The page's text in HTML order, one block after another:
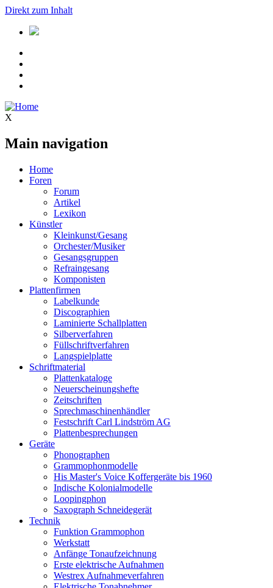
Direkt zum Inhalt
X
Main navigation
Home
Foren
Forum
Artikel
Lexikon
Künstler
Kleinkunst/Gesang
Orchester/Musiker
Gesangsgruppen
Refraingesang
Komponisten
Plattenfirmen
Labelkunde
Discographien
Laminierte Schallplatten
Silberverfahren
Füllschriftverfahren
Langspielplatte
Schriftmaterial
Plattenkataloge
Neuerscheinungshefte
Zeitschriften
Sprechmaschinenhändler
Festschrift Carl Lindström AG
Plattenbesprechungen
Geräte
Phonographen
Grammophonmodelle
His Master's Voice Koffergeräte bis 1960
Indische Kolonialmodelle
Loopingphon
Saxograph Schneidegerät
Technik
Funktion Grammophon
Werkstatt
Anfänge Tonaufzeichnung
Erste elektrische Aufnahmen
Westrex Aufnahmeverfahren